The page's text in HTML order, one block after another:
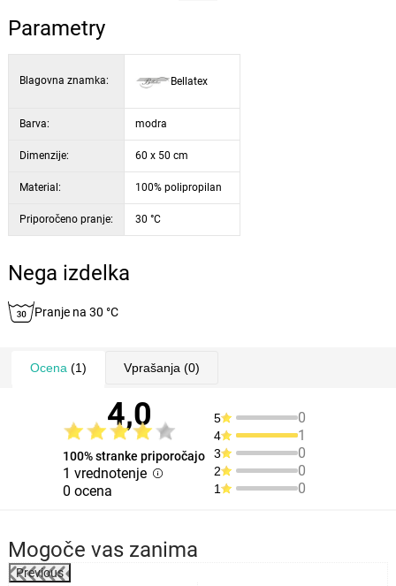
Parametry
Blagovna znamka: Bellatex
Barva: modra
Dimenzije: 60 x 50 cm
Material: 100% polipropilan
Priporočeno pranje: 30 °C
Nega izdelka
Pranje na 30 °C
Ocena (1) Vprašanja (0)
4,0
100% stranke priporočajo
1 vrednotenje
0 ocena
5 0
4 1
3 0
2 0
1 0
Mogoče vas zanima
Previous